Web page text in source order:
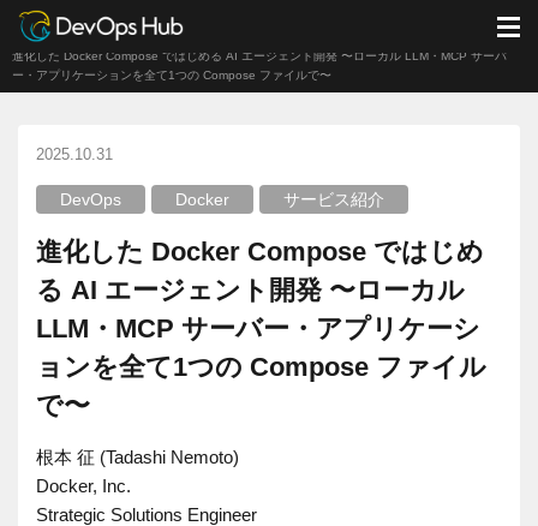
DevOps Hub ブログ DevOps
進化した Docker Compose ではじめる AI エージェント開発 〜ローカル LLM・MCP サーバ
ー・アプリケーションを全て1つの Compose ファイルで〜
2025.10.31
DevOps Docker サービス紹介
進化した Docker Compose ではじめ
る AI エージェント開発 〜ローカル
LLM・MCP サーバー・アプリケーシ
ョンを全て1つの Compose ファイル
で〜
根本 征 (Tadashi Nemoto)
Docker, Inc.
Strategic Solutions Engineer